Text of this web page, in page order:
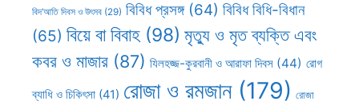
বিদ’আতি দিবস ও উৎসব (29) বিবিধ প্রসঙ্গ(64) বিবিধ বিধি-বিধান
(65) বিয়ে বা বিবাহ (98) মৃত্যু ও মৃত ব্যক্তি এবং
কবর ও মাজার (87) যিলহজ্জ-কুরবানী ও আরাফা দিবস (44) রোগ
ব্যাধি ও চিকিৎসা (41) রোজা ও রমজান(179) রোজা